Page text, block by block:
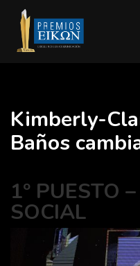
Kimberly-
Baños
1º PUESTO
SOCIAL